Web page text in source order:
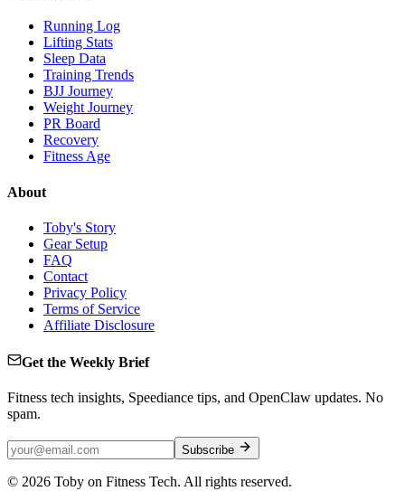
Running Log
Lifting Stats
Sleep Data
Training Trends
BJJ Journey
Weight Journey
PR Board
Recovery
Fitness Age
About
Toby's Story
Gear Setup
FAQ
Contact
Privacy Policy
Terms of Service
Affiliate Disclosure
Get the Weekly Brief
Fitness tech insights, Speediance tips, and OpenClaw updates. No
spam.
Subscribe
© 2026 Toby on Fitness Tech. All rights reserved.